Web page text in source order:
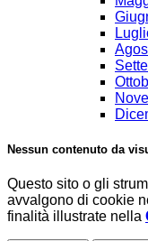
Nessun contenuto da
Questo sito o gli
avvalgono di cookie
finalità illustrate nella